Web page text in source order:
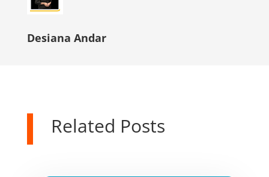
Desiana Andar
Related Posts